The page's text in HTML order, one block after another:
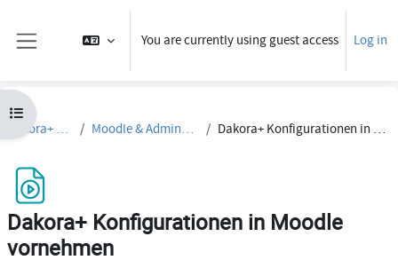
You are currently using guest access Log in
Open course index
Dakora+ Tutorials
Moodle & Admineinstellungen Dakora+ Konfigurationen in Moodle vornehmen
Dakora+ Konfigurationen in Moodle
vornehmen